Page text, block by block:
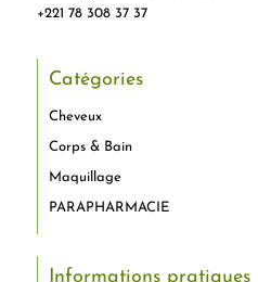
+221 78 308 37 37
Catégories
Cheveux
Corps & Bain
Maquillage
PARAPHARMACIE
Informations pratiques